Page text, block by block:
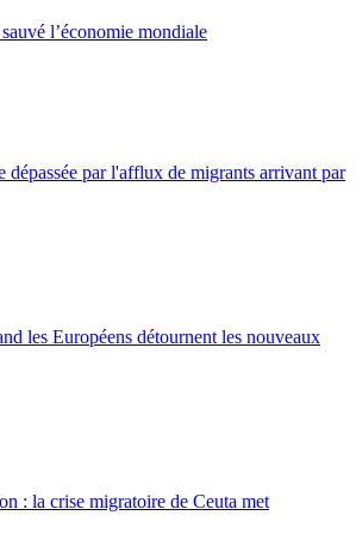
l’économie mondiale
dépassée par l'afflux de migrants arrivant par
les Européens détournent les nouveaux
: la crise migratoire de Ceuta met